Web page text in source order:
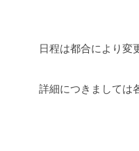
日程は都合により変
詳細につきましては